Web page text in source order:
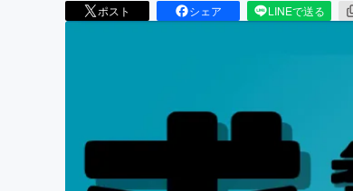
ポスト シェア LINEで送る